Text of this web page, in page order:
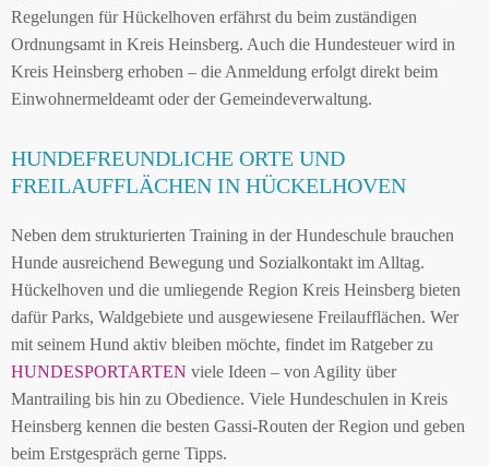
Regelungen für Hückelhoven erfährst du beim zuständigen
Ordnungsamt in Kreis Heinsberg. Auch die Hundesteuer wird in
Kreis Heinsberg erhoben – die Anmeldung erfolgt direkt beim
Einwohnermeldeamt oder der Gemeindeverwaltung.
HUNDEFREUNDLICHE ORTE UND
FREILAUFFLÄCHEN IN HÜCKELHOVEN
Neben dem strukturierten Training in der Hundeschule brauchen
Hunde ausreichend Bewegung und Sozialkontakt im Alltag.
Hückelhoven und die umliegende Region Kreis Heinsberg bieten
dafür Parks, Waldgebiete und ausgewiesene Freilaufflächen. Wer
mit seinem Hund aktiv bleiben möchte, findet im Ratgeber zu
HUNDESPORTARTEN viele Ideen – von Agility über
Mantrailing bis hin zu Obedience. Viele Hundeschulen in Kreis
Heinsberg kennen die besten Gassi-Routen der Region und geben
beim Erstgespräch gerne Tipps.